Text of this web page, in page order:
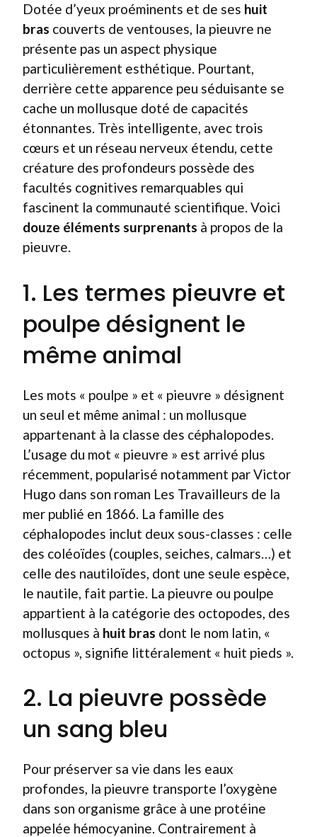
Dotée d’yeux proéminents et de ses huit
bras couverts de ventouses, la pieuvre ne
présente pas un aspect physique
particulièrement esthétique. Pourtant,
derrière cette apparence peu séduisante se
cache un mollusque doté de capacités
étonnantes. Très intelligente, avec trois
cœurs et un réseau nerveux étendu, cette
créature des profondeurs possède des
facultés cognitives remarquables qui
fascinent la communauté scientifique. Voici
douze éléments surprenants à propos de la
pieuvre.
1. Les termes pieuvre et
poulpe désignent le
même animal
Les mots « poulpe » et « pieuvre » désignent
un seul et même animal : un mollusque
appartenant à la classe des céphalopodes.
L’usage du mot « pieuvre » est arrivé plus
récemment, popularisé notamment par Victor
Hugo dans son roman Les Travailleurs de la
mer publié en 1866. La famille des
céphalopodes inclut deux sous-classes : celle
des coléoïdes (couples, seiches, calmars…) et
celle des nautiloïdes, dont une seule espèce,
le nautile, fait partie. La pieuvre ou poulpe
appartient à la catégorie des octopodes, des
mollusques à huit bras dont le nom latin, «
octopus », signifie littéralement « huit pieds ».
2. La pieuvre possède
un sang bleu
Pour préserver sa vie dans les eaux
profondes, la pieuvre transporte l’oxygène
dans son organisme grâce à une protéine
appelée hémocyanine. Contrairement à